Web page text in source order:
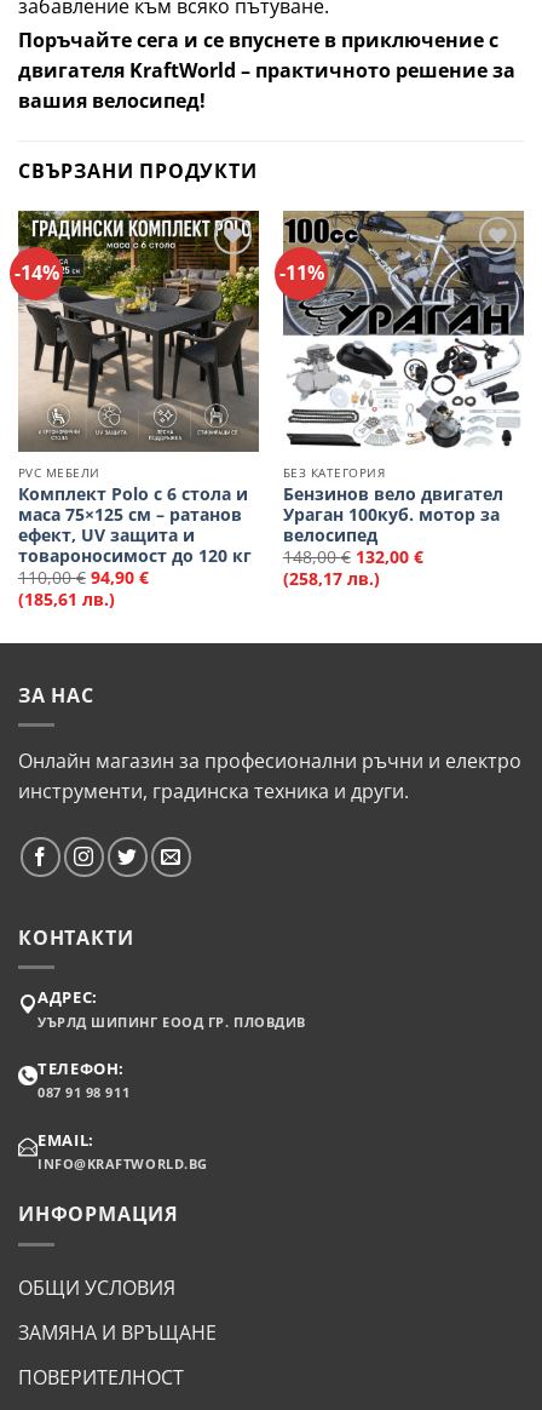
забавление към всяко пътуване.
Поръчайте сега и се впуснете в приключение с
двигателя KraftWorld – практичното решение за
вашия велосипед!
СВЪРЗАНИ ПРОДУКТИ
-14%
Добави
в
Любими
PVC МЕБЕЛИ
Комплект Polo с 6 стола и
маса 75×125 см – ратанов
ефект, UV защита и
товароносимост до 120 кг
110,00€ 94,90 €
(185,61 лв.)
-11%
Добави
в
Любими
БЕЗ КАТЕГОРИЯ
Бензинов вело двигател
Ураган 100куб. мотор за
велосипед
148,00€ 132,00 €
(258,17 лв.)
ЗА НАС
Онлайн магазин за професионални ръчни и електро
инструменти, градинска техника и други.
КОНТАКТИ
АДРЕС:
УЪРЛД ШИПИНГ ЕООД ГР. ПЛОВДИВ
ТЕЛЕФОН:
087 91 98 911
EMAIL:
INFO@KRAFTWORLD.BG
ИНФОРМАЦИЯ
ОБЩИ УСЛОВИЯ
ЗАМЯНА И ВРЪЩАНЕ
ПОВЕРИТЕЛНОСТ